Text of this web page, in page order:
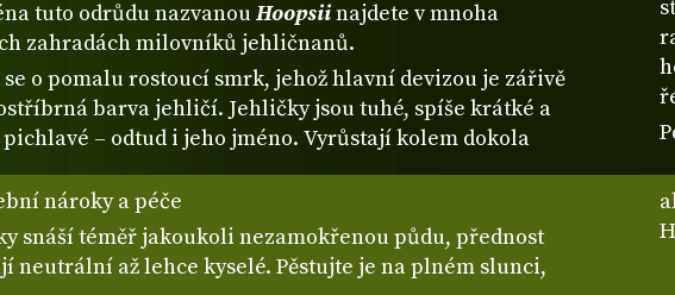
tuto odrůdu nazvanouHoopsiinajdete v mnoha
zahradách milovníků jehličnanů.
se o pomalu rostoucí smrk, jehož hlavní devizou je zářivě
barva jehličí. Jehličky jsou tuhé, spíše krátké a
– odtud i jeho jméno. Vyrůstají kolem dokola
nároky a péče
snáší téměř jakoukoli nezamokřenou půdu, přednost
neutrální až lehce kyselé. Pěstujte je na plném slunci,